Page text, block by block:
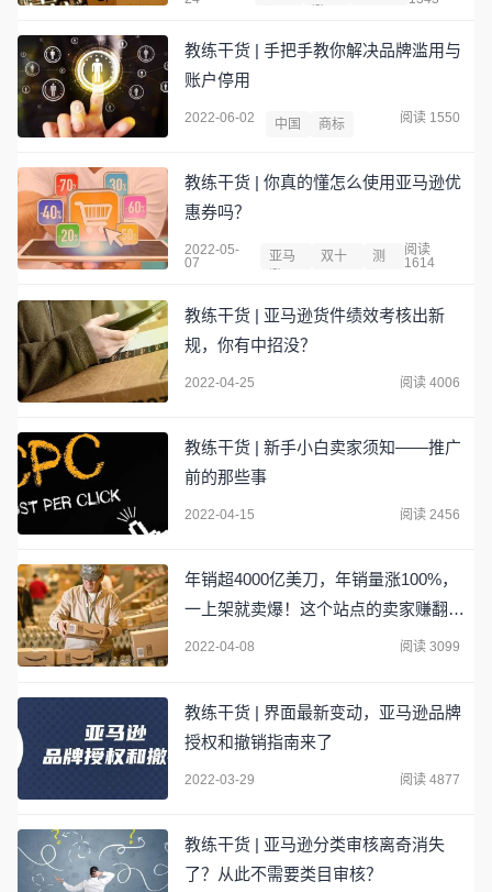
教练干货 | 手把手教你解决品牌滥用与
账户停用
2022-06-02 中国 商标 阅读 1550
教练干货 | 你真的懂怎么使用亚马逊优
惠券吗？
2022-05-
07
亚马
双十
测
阅读
1614
教练干货 | 亚马逊货件绩效考核出新
规，你有中招没？
2022-04-25 阅读 4006
教练干货 | 新手小白卖家须知——推广
前的那些事
2022-04-15 阅读 2456
年销超4000亿美刀，年销量涨100%，
一上架就卖爆！这个站点的卖家赚翻
了！
2022-04-08 阅读 3099
教练干货 | 界面最新变动，亚马逊品牌
授权和撤销指南来了
2022-03-29 阅读 4877
教练干货 | 亚马逊分类审核离奇消失
了？从此不需要类目审核？